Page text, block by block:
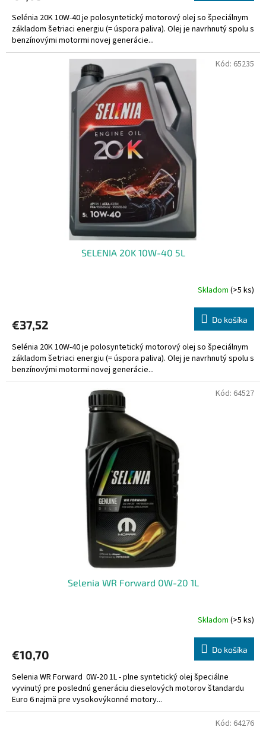
Selénia 20K 10W-40 je polosyntetický motorový olej so špeciálnym
základom šetriaci energiu (= úspora paliva). Olej je navrhnutý spolu s
benzínovými motormi novej generácie...
SELENIA 20K 10W-40 5L
Skladom (>5 ks)
€37,52 Do košíka
Selénia 20K 10W-40 je polosyntetický motorový olej so špeciálnym
základom šetriaci energiu (= úspora paliva). Olej je navrhnutý spolu s
benzínovými motormi novej generácie...
Kód: 65235
Selenia WR Forward 0W-20 1L
Skladom (>5 ks)
€10,70 Do košíka
Selenia WR Forward 0W-20 1L - plne syntetický olej špeciálne
vyvinutý pre poslednú generáciu dieselových motorov štandardu
Euro 6 najmä pre vysokovýkonné motory...
Kód: 64527
Kód: 64276